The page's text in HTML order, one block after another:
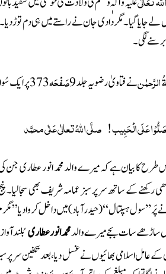
گیا۔ مگردادی جان نے راستے میں ہی دم توڑ
لگی ۔
الرَّحمٰننےفتاویٰ رضویہجلد9صَفْحَہ373پر ایک
صَلُّوْ ا عَلَی الْحَبِیب ! صلَّی اللّٰہُ تعالٰی عَلٰی محمَّد
اس طرح کا بیان ہے کہ میرے والدمحمد انور عطاریجن
کے ساتھ سر پر سبز عمامہ شریف بھی سجالیا۔
پَر’’سول ہسپتال‘‘(حیدرآباد)میں داخل کروادیا’’
ساڑھے سات بجے میرے والدمحمد انور عطاریبُلند
عامل اسلامی بھائیوں نے غسل دیا، بعد تکفین سر پر